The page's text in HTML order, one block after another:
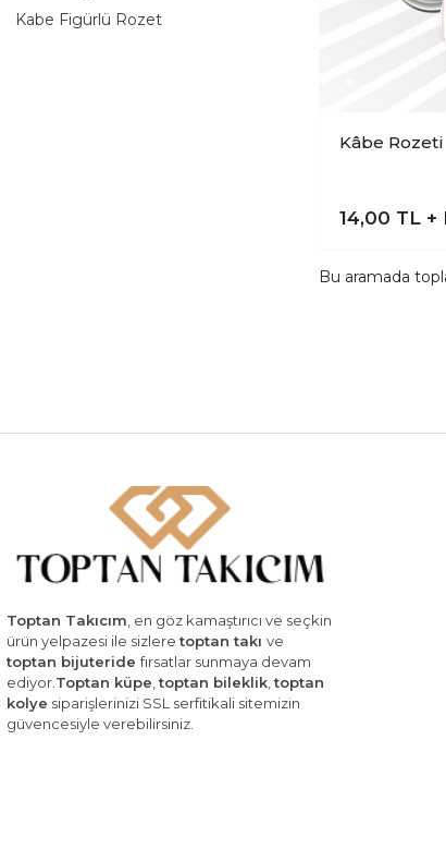
Kabe Figürlü Rozet
Kâbe Rozeti
14,00 TL +
Bu aramada
Toptan Takıcım , en göz kamaştırıcı ve seçkin
ürün yelpazesi ile sizleretoptan takı ve
toptan bijuteridefırsatlar sunmaya devam
ediyor. Toptan küpe ,toptan bileklik ,toptan
kolye siparişlerinizi SSL serfitikali sitemizin
güvencesiyle verebilirsiniz.